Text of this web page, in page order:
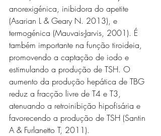
anorexigénica, inibidora do apetite
(Asarian L & Geary N. 2013), e
termogénica (Mauvais-Jarvis, 2001). É
também importante na função tiroideia,
promovendo a captação de iodo e
estimulando a produção de TSH. O
aumento da produção hepática de TBG
reduz a fracção livre de T4 e T3,
atenuando a retroinibição hipofisária e
favorecendo a produção de TSH (Santin
A & Furlanetto T, 2011).